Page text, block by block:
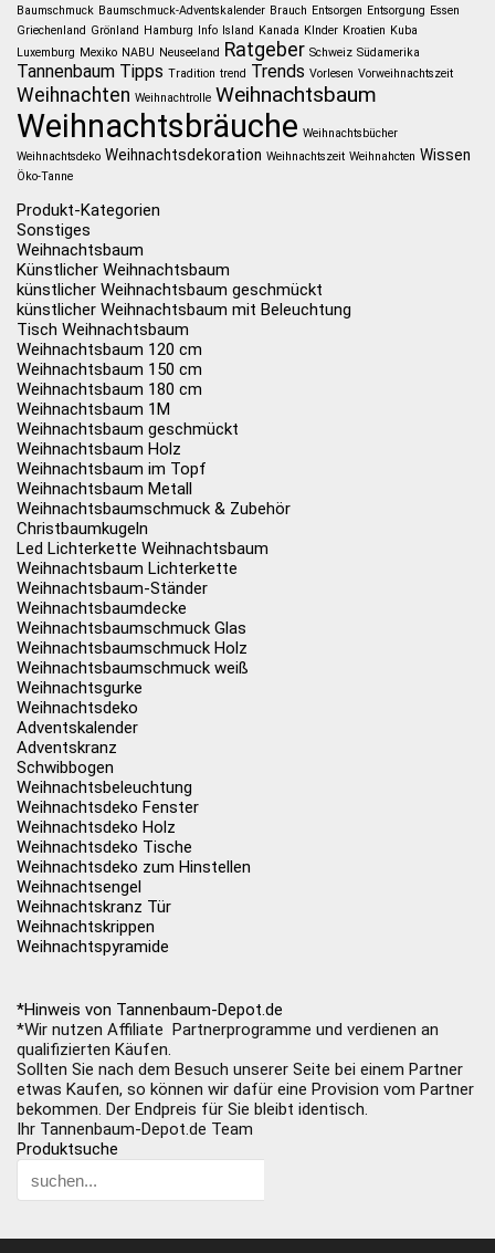
Baumschmuck Baumschmuck-Adventskalender Brauch Entsorgen Entsorgung Essen
Griechenland Grönland Hamburg Info Island Kanada KInder Kroatien Kuba
Luxemburg Mexiko NABU Neuseeland Ratgeber Schweiz Südamerika
Tannenbaum Tipps Tradition trend Trends Vorlesen Vorweihnachtszeit
Weihnachten Weihnachtrolle Weihnachtsbaum
Weihnachtsbräuche Weihnachtsbücher
Weihnachtsdeko Weihnachtsdekoration Weihnachtszeit Weihnahcten Wissen
Öko-Tanne
Produkt-Kategorien
Sonstiges
Weihnachtsbaum
Künstlicher Weihnachtsbaum
künstlicher Weihnachtsbaum geschmückt
künstlicher Weihnachtsbaum mit Beleuchtung
Tisch Weihnachtsbaum
Weihnachtsbaum 120 cm
Weihnachtsbaum 150 cm
Weihnachtsbaum 180 cm
Weihnachtsbaum 1M
Weihnachtsbaum geschmückt
Weihnachtsbaum Holz
Weihnachtsbaum im Topf
Weihnachtsbaum Metall
Weihnachtsbaumschmuck & Zubehör
Christbaumkugeln
Led Lichterkette Weihnachtsbaum
Weihnachtsbaum Lichterkette
Weihnachtsbaum-Ständer
Weihnachtsbaumdecke
Weihnachtsbaumschmuck Glas
Weihnachtsbaumschmuck Holz
Weihnachtsbaumschmuck weiß
Weihnachtsgurke
Weihnachtsdeko
Adventskalender
Adventskranz
Schwibbogen
Weihnachtsbeleuchtung
Weihnachtsdeko Fenster
Weihnachtsdeko Holz
Weihnachtsdeko Tische
Weihnachtsdeko zum Hinstellen
Weihnachtsengel
Weihnachtskranz Tür
Weihnachtskrippen
Weihnachtspyramide
*Hinweis von Tannenbaum-Depot.de
*Wir nutzen Affiliate Partnerprogramme und verdienen an
qualifizierten Käufen.
Sollten Sie nach dem Besuch unserer Seite bei einem Partner
etwas Kaufen, so können wir dafür eine Provision vom Partner
bekommen. Der Endpreis für Sie bleibt identisch.
Ihr Tannenbaum-Depot.de Team
Produktsuche